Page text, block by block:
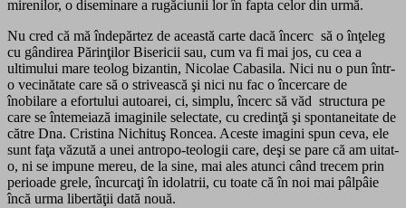
mirenilor, o diseminare a rugăciunii lor în fapta celor din urmă.
Nu cred că mă îndepărtez de această carte dacă încerc să o înţeleg
cu gândirea Părinţilor Bisericii sau, cum va fi mai jos, cu cea a
ultimului mare teolog bizantin, Nicolae Cabasila. Nici nu o pun într-
o vecinătate care să o strivească şi nici nu fac o încercare de
înobilare a efortului autoarei, ci, simplu, încerc să văd structura pe
care se întemeiază imaginile selectate, cu credinţă şi spontaneitate de
către Dna. Cristina Nichituş Roncea. Aceste imagini spun ceva, ele
sunt faţa văzută a unei antropo-teologii care, deşi se pare că am uitat-
o, ni se impune mereu, de la sine, mai ales atunci când trecem prin
perioade grele, încurcaţi în idolatrii, cu toate că în noi mai pâlpâie
încă urma libertăţii dată nouă.